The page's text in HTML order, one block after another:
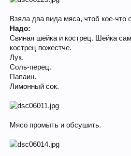
Взяла два вида мяса, чтоб кое-что
Надо:
Свиная шейка и кострец. Шейка
кострец пожестче.
Лук.
Соль-перец.
Папаин.
Лимонный сок.
Мясо промыть и обсушить.